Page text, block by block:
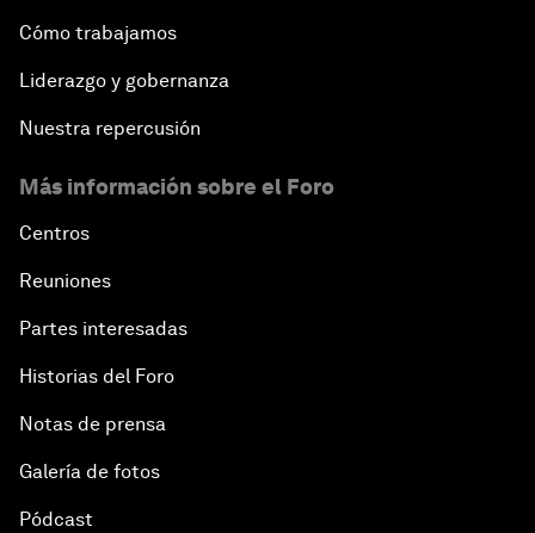
Cómo trabajamos
Liderazgo y gobernanza
Nuestra repercusión
Más información sobre el Foro
Centros
Reuniones
Partes interesadas
Historias del Foro
Notas de prensa
Galería de fotos
Pódcast